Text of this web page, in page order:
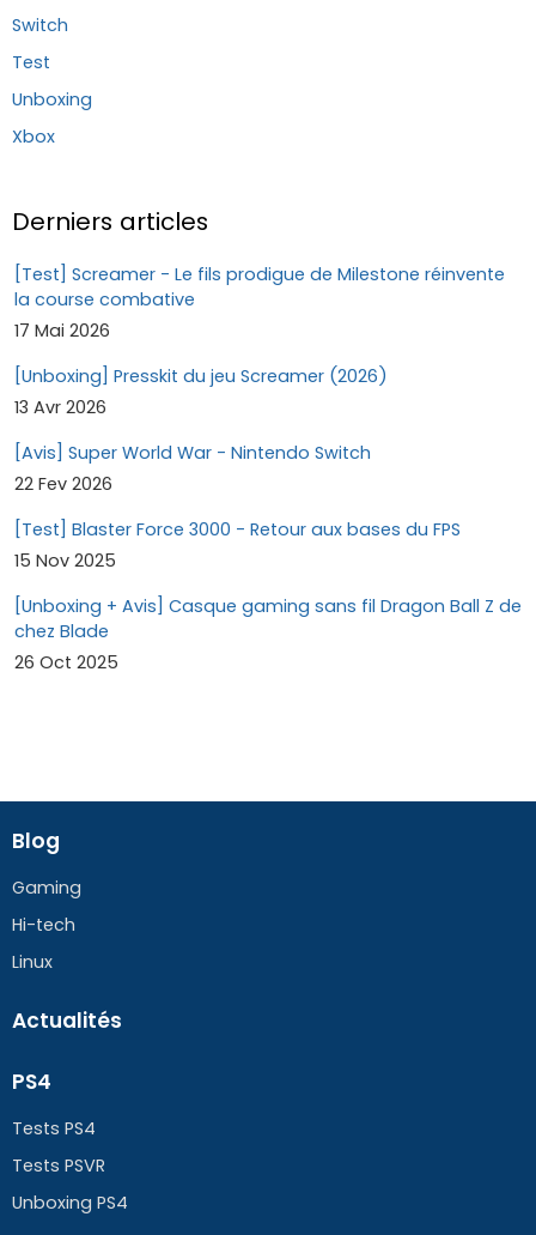
Switch
Test
Unboxing
Xbox
Derniers articles
[Test] Screamer - Le fils prodigue de Milestone réinvente
la course combative
17 Mai 2026
[Unboxing] Presskit du jeu Screamer (2026)
13 Avr 2026
[Avis] Super World War - Nintendo Switch
22 Fev 2026
[Test] Blaster Force 3000 - Retour aux bases du FPS
15 Nov 2025
[Unboxing + Avis] Casque gaming sans fil Dragon Ball Z de
chez Blade
26 Oct 2025
Blog
Gaming
Hi-tech
Linux
Actualités
PS4
Tests PS4
Tests PSVR
Unboxing PS4